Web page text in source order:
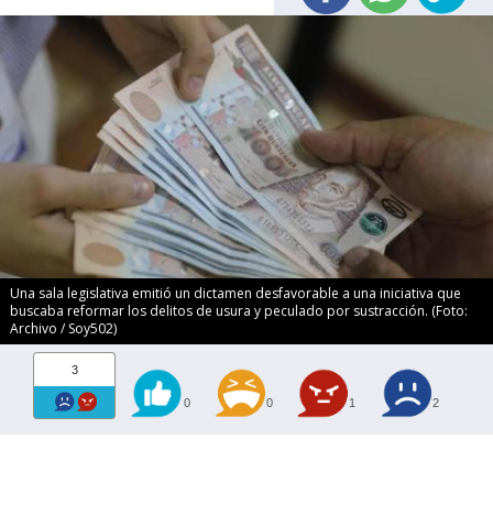
Una sala legislativa emitió un dictamen desfavorable a una iniciativa que
buscaba reformar los delitos de usura y peculado por sustracción. (Foto:
Archivo / Soy502)
3
0 0 1 2